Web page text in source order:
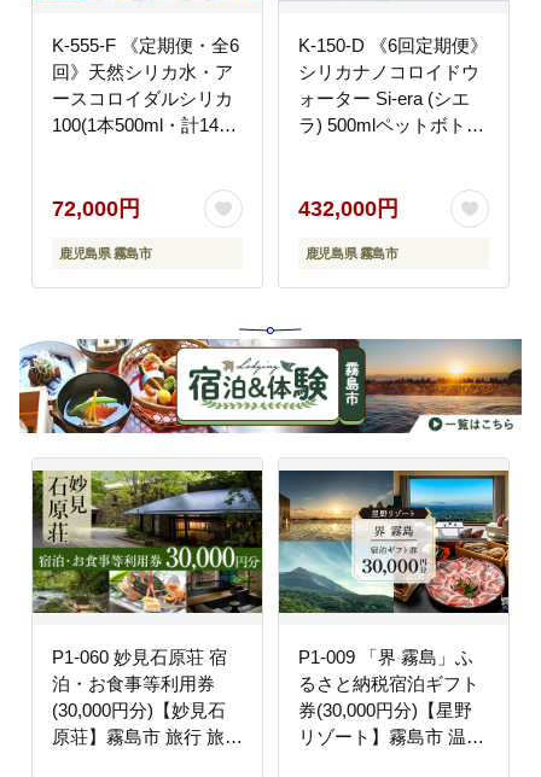
K-555-F 《定期便・全6
回》天然シリカ水・ア
ースコロイダルシリカ
100(1本500ml・計144
コロイド シリカ シリカ
水 中硬水 飲料水 天然
水
72,000円
鹿児島県 霧島市
K-150-D 《6回定期便》
シリカナノコロイドウ
ォーター Si-era (シエ
ラ) 500mlペットボトル
ス宇部】霧島市 シリカ
シリカ水 シリカウォー
ター 美と健康 美容
432,000円
鹿児島県 霧島市
P1-060 妙見石原荘 宿
泊・お食事等利用券
(30,000円分)【妙見石
原荘】霧島市 旅行 旅館
P1-009 「界 霧島」ふ
るさと納税宿泊ギフト
券(30,000円分)【星野
リゾート】霧島市 温泉